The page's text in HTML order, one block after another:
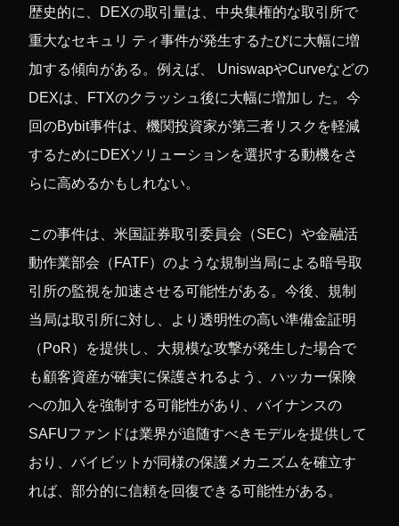
歴史的に、DEXの取引量は、中央集権的な取引所で
重大なセキュリ ティ事件が発生するたびに大幅に増
加する傾向がある。例えば、 UniswapやCurveなどの
DEXは、FTXのクラッシュ後に大幅に増加し た。今
回のBybit事件は、機関投資家が第三者リスクを軽減
するためにDEXソリューションを選択する動機をさ
らに高めるかもしれない。
この事件は、米国証券取引委員会（SEC）や金融活
動作業部会（FATF）のような規制当局による暗号取
引所の監視を加速させる可能性がある。今後、規制
当局は取引所に対し、より透明性の高い準備金証明
（PoR）を提供し、大規模な攻撃が発生した場合で
も顧客資産が確実に保護されるよう、ハッカー保険
への加入を強制する可能性があり、バイナンスの
SAFUファンドは業界が追随すべきモデルを提供して
おり、バイビットが同様の保護メカニズムを確立す
れば、部分的に信頼を回復できる可能性がある。